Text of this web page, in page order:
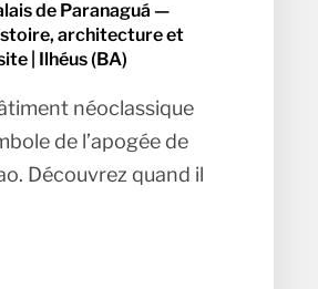
de Paranaguá —
architecture et
| Ilhéus (BA)
néoclassique
de l’apogée de
Découvrez quand il